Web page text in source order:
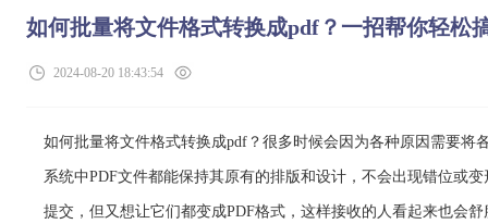
如何批量将文件格式转换成pdf？一招帮你轻松
2024-08-20 18:43:54
如何批量将文件格式转换成pdf？很多时候会因为各种原因需要
系统中PDF文件都能保持其原有的排版和设计，不会出现错位或
提交，但又想让它们都变成PDF格式，这样接收的人看起来也会